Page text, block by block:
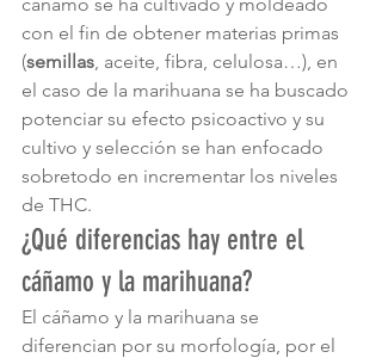
con el fin de obtener materias primas
(semillas, aceite, fibra, celulosa…), en
el caso de la marihuana se ha buscado
potenciar su efecto psicoactivo y su
cultivo y selección se han enfocado
sobretodo en incrementar los niveles
de THC.
¿Qué diferencias hay entre el
cáñamo y la marihuana?
El cáñamo y la marihuana se
diferencian por su morfología, por el